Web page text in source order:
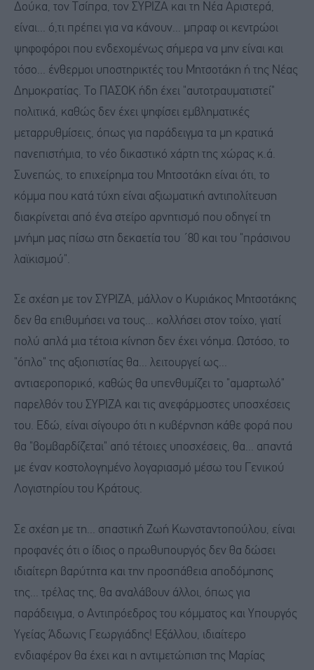
Δούκα, τον Τσίπρα, τον ΣΥΡΙΖΑ και τη Νέα Αριστερά,
είναι... ό,τι πρέπει για να κάνουν... μπραφ οι κεντρώοι
ψηφοφόροι που ενδεχομένως σήμερα να μην είναι και
τόσο... ένθερμοι υποστηρικτές του Μητσοτάκη ή της Νέας
Δημοκρατίας. Το ΠΑΣΟΚ ήδη έχει "αυτοτραυματιστεί"
πολιτικά, καθώς δεν έχει ψηφίσει εμβληματικές
μεταρρυθμίσεις, όπως για παράδειγμα τα μη κρατικά
πανεπιστήμια, το νέο δικαστικό χάρτη της χώρας κ.ά.
Συνεπώς, το επιχείρημα του Μητσοτάκη είναι ότι, το
κόμμα που κατά τύχη είναι αξιωματική αντιπολίτευση
διακρίνεται από ένα στείρο αρνητισμό που οδηγεί τη
μνήμη μας πίσω στη δεκαετία του ΄80 και του "πράσινου
λαϊκισμού".
Σε σχέση με τον ΣΥΡΙΖΑ, μάλλον ο Κυριάκος Μητσοτάκης
δεν θα επιθυμήσει να τους... κολλήσει στον τοίχο, γιατί
πολύ απλά μια τέτοια κίνηση δεν έχει νόημα. Ωστόσο, το
"όπλο" της αξιοπιστίας θα... λειτουργεί ως...
αντιαεροπορικό, καθώς θα υπενθυμίζει το "αμαρτωλό"
παρελθόν του ΣΥΡΙΖΑ και τις ανεφάρμοστες υποσχέσεις
του. Εδώ, είναι σίγουρο ότι η κυβέρνηση κάθε φορά που
θα "βομβαρδίζεται" από τέτοιες υποσχέσεις, θα... απαντά
με έναν κοστολογημένο λογαριασμό μέσω του Γενικού
Λογιστηρίου του Κράτους.
Σε σχέση με τη... σπαστική Ζωή Κωνσταντοπούλου, είναι
προφανές ότι ο ίδιος ο πρωθυπουργός δεν θα δώσει
ιδιαίτερη βαρύτητα και την προσπάθεια αποδόμησης
της... τρέλας της, θα αναλάβουν άλλοι, όπως για
παράδειγμα, ο Αντιπρόεδρος του κόμματος και Υπουργός
Υγείας Άδωνις Γεωργιάδης! Εξάλλου, ιδιαίτερο
ενδιαφέρον θα έχει και η αντιμετώπιση της Μαρίας